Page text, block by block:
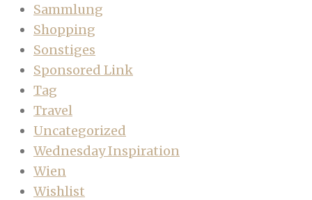
Sammlung
Shopping
Sonstiges
Sponsored Link
Tag
Travel
Uncategorized
Wednesday Inspiration
Wien
Wishlist